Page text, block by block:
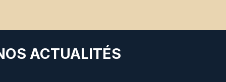
ACTUALITÉS